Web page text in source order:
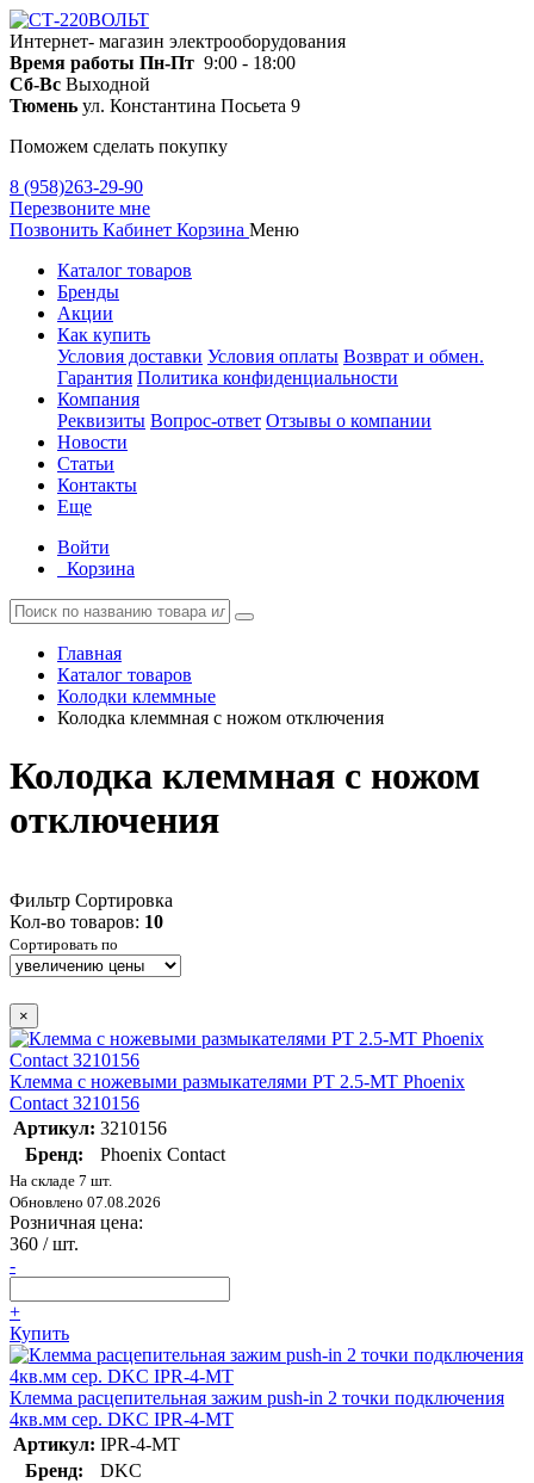
Интернет- магазин электрооборудования
Время работы Пн-Пт 9:00 - 18:00
Сб-Вс Выходной
Тюмень ул. Константина Посьета 9
Поможем сделать покупку
8 (958)263-29-90
Перезвоните мне
Позвонить Кабинет Корзина Меню
Каталог товаров
Бренды
Акции
Как купить
Условия доставки Условия оплаты Возврат и обмен.
Гарантия Политика конфиденциальности
Компания
Реквизиты Вопрос-ответ Отзывы о компании
Новости
Статьи
Контакты
Еще
Войти
Корзина
Главная
Каталог товаров
Колодки клеммные
Колодка клеммная с ножом отключения
Колодка клеммная с ножом
отключения
Фильтр Сортировка
Кол-во товаров: 10
Сортировать по
×
Клемма с ножевыми размыкателями PT 2.5-MT Phoenix
Contact 3210156
Артикул: 3210156
Бренд:
Phoenix Contact
На складе 7 шт.
Обновлено 07.08.2026
Розничная цена:
360 / шт.
-
+
Купить
Клемма расцепительная зажим push-in 2 точки подключения
4кв.мм сер. DKC IPR-4-MT
Артикул: IPR-4-MT
Бренд:
DKC